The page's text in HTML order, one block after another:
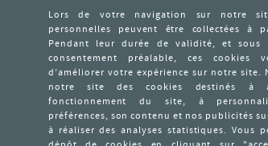
services spéciaux.
les arrestations du printemps 1943, le
Périgueux –Limoges, sous les ordres du
gare de Roanne, le 11 décembre 1943, est
deux incarcérés à Fresnes. Ils sont presque